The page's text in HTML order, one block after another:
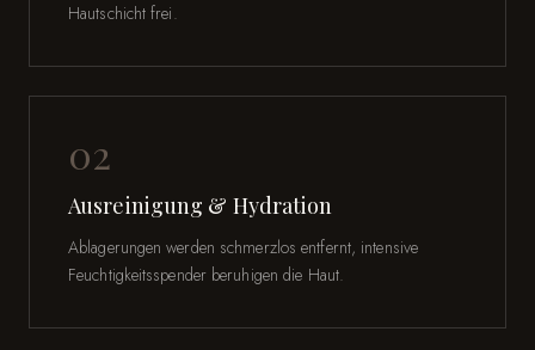
Hautschicht frei.
02
Ausreinigung & Hydration
Ablagerungen werden schmerzlos entfernt, intensive
Feuchtigkeitsspender beruhigen die Haut.